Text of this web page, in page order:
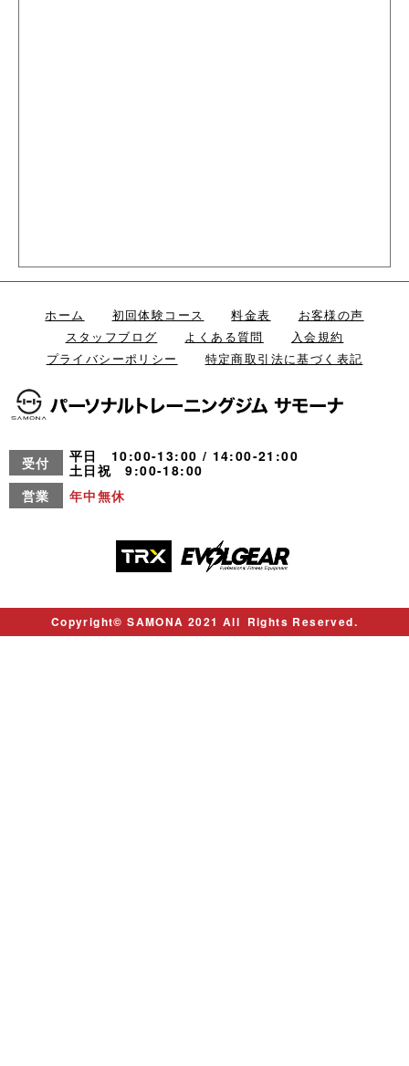
ホーム 初回体験コース 料金表
お客様の声
スタッフブログ
よくある質問
入会規約
プライバシーポリシー
特定商取引法に基づく表記
受付
平日 10:00-13:00 / 14:00-21:00
土日祝 9:00-18:00
営業
年中無休
Copyright© SAMONA 2021 All Rights Reserved.